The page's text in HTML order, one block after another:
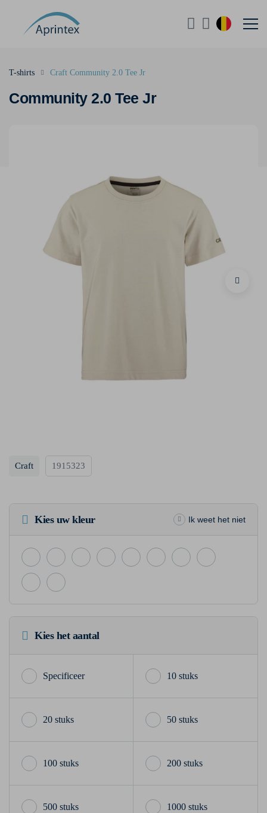
Community 2.0 Tee Jr
T-shirts Craft Community 2.0 Tee Jr
Craft 1915323
Kies uw kleur Ik weet het niet
Kies het aantal
10 stuks
20 stuks 50 stuks
100 stuks 200 stuks
500 stuks 1000 stuks